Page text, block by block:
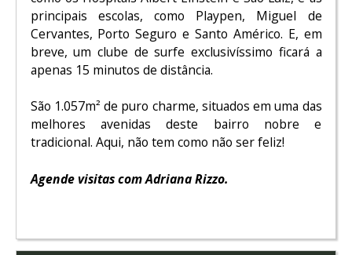
principais escolas, como Playpen, Miguel de
Cervantes, Porto Seguro e Santo Américo. E, em
breve, um clube de surfe exclusivíssimo ficará a
apenas 15 minutos de distância.
São 1.057m² de puro charme, situados em uma das
melhores avenidas deste bairro nobre e
tradicional. Aqui, não tem como não ser feliz!
Agende visitas com Adriana Rizzo.